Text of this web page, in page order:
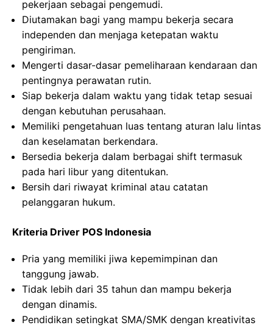
pekerjaan sebagai pengemudi.
Diutamakan bagi yang mampu bekerja secara
independen dan menjaga ketepatan waktu
pengiriman.
Mengerti dasar-dasar pemeliharaan kendaraan dan
pentingnya perawatan rutin.
Siap bekerja dalam waktu yang tidak tetap sesuai
dengan kebutuhan perusahaan.
Memiliki pengetahuan luas tentang aturan lalu lintas
dan keselamatan berkendara.
Bersedia bekerja dalam berbagai shift termasuk
pada hari libur yang ditentukan.
Bersih dari riwayat kriminal atau catatan
pelanggaran hukum.
Kriteria Driver POS Indonesia
Pria yang memiliki jiwa kepemimpinan dan
tanggung jawab.
Tidak lebih dari 35 tahun dan mampu bekerja
dengan dinamis.
Pendidikan setingkat SMA/SMK dengan kreativitas